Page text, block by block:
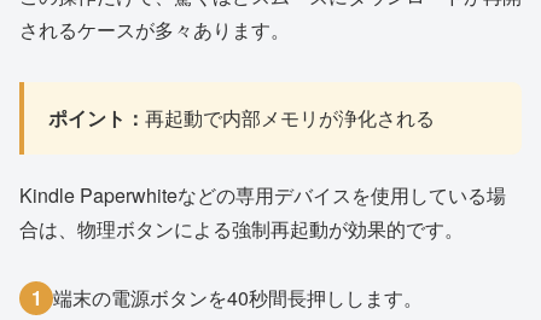
されるケースが多々あります。
ポイント： 再起動で内部メモリが浄化される
Kindle Paperwhiteなどの専用デバイスを使用している場
合は、物理ボタンによる強制再起動が効果的です。
1 端末の電源ボタンを40秒間長押しします。